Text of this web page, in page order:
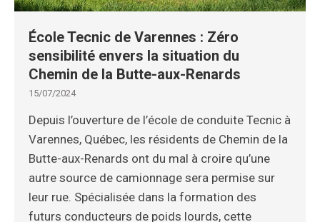
École Tecnic de Varennes : Zéro
sensibilité envers la situation du
Chemin de la Butte-aux-Renards
15/07/2024
Depuis l’ouverture de l’école de conduite Tecnic à
Varennes, Québec, les résidents de Chemin de la
Butte-aux-Renards ont du mal à croire qu’une
autre source de camionnage sera permise sur
leur rue. Spécialisée dans la formation des
futurs conducteurs de poids lourds, cette